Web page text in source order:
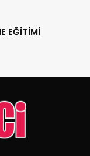
EĞİTİMİ